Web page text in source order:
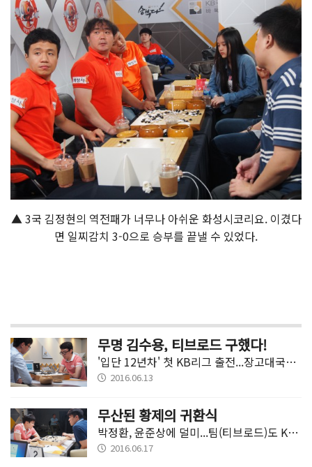
▲ 3국 김정현의 역전패가 너무나 아쉬운 화성시코리요. 이겼다
면 일찌감치 3-0으로 승부를 끝낼 수 있었다.
무명 김수용, 티브로드 구했다!
'입단 12년차' 첫 KB리그 출전...장고대국서 결승점 수훈
2016.06.13
무산된 황제의 귀환식
박정환, 윤준상에 덜미...팀(티브로드)도 Kixx에 패배
2016.06.17